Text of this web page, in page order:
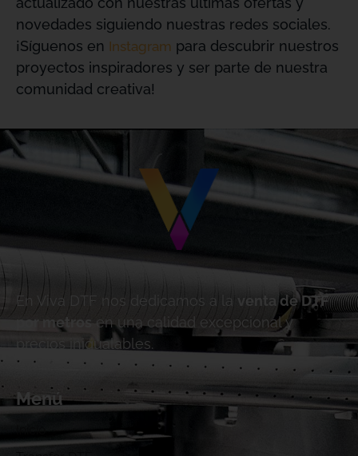
novedades siguiendo nuestras redes sociales.
¡Síguenos en Instagram para descubrir nuestros
proyectos inspiradores y ser parte de nuestra
comunidad creativa!
En Viva DTF nos dedicamos a la
venta de DTF
por metros
en una calidad excepcional y
precios inigualables.
Menú